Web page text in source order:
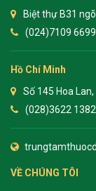
Biệt thự B31
(024)7109 6699
Hồ Chí Minh
Số 145 Hoa
(028)3622 1382
VỀ CHÚNG TÔI